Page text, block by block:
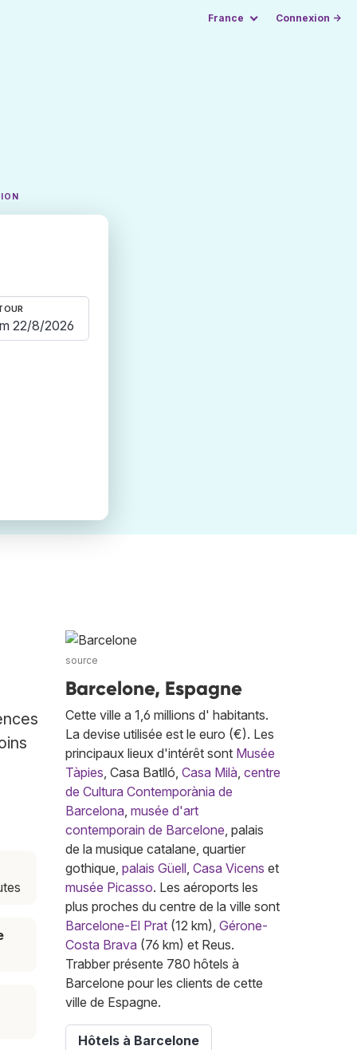
France Connexion →
source
Barcelone, Espagne
Cette ville a 1,6 millions d' habitants.
La devise utilisée est le euro (€). Les
principaux lieux d'intérêt sont Musée
Tàpies, Casa Batlló, Casa Milà, centre
de Cultura Contemporània de
Barcelona, musée d'art
contemporain de Barcelone, palais
de la musique catalane, quartier
gothique, palais Güell, Casa Vicens et
musée Picasso. Les aéroports les
plus proches du centre de la ville sont
Barcelone-El Prat (12 km), Gérone-
Costa Brava (76 km) et Reus.
Trabber présente 780 hôtels à
Barcelone pour les clients de cette
ville de Espagne.
Hôtels à Barcelone